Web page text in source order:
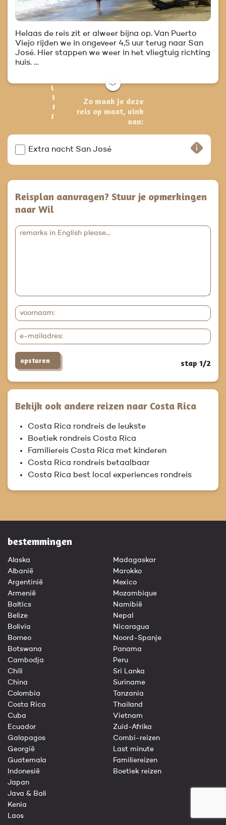
Helaas de reis zit er alweer bijna op. Van Puerto
Viejo rijden we in ongeveer 4,5 uur terug naar San
José. Hier stappen we weer in het vliegtuig richting
huis. …
﹀
Zo maak je deze
reis op maat, vink
aan:
Extra nacht San José
Reisplan aanvragen? Stuur je opmerkingen
naar Wil
opsturen stap 1/2
Bekijk ook andere reizen naar Costa Rica
Costa Rica rondreis de leukste
Boetiek rondreis Costa Rica
Familiereis Costa Rica met kinderen
Costa Rica rondreis betaalbaar
Costa Rica best local experiences rondreis
bestemmingen
Alaska
Albanië
Argentinië
Armenië
Baltics
Belize
Bolivia
Borneo
Botswana
Cambodja
Chili
China
Colombia
Costa Rica
Cuba
Ecuador
Galapagos
Georgië
Guatemala
Indonesië
Japan
Java & Bali
Kenia
Laos
Madagaskar
Marokko
Mexico
Mozambique
Namibië
Nepal
Nicaragua
Noord-Spanje
Panama
Peru
Sri Lanka
Suriname
Tanzania
Thailand
Vietnam
Zuid-Afrika
Combi-reizen
Last minute
Familiereizen
Boetiek reizen